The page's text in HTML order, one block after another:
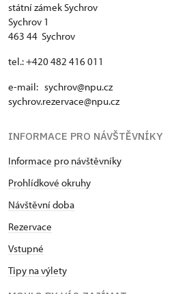
státní zámek Sychrov
Sychrov 1
463 44 Sychrov
tel.: +420 482 416 011
e-mail: sychrov@npu.cz
sychrov.rezervace@npu.cz
INFORMACE PRO NÁVŠTĚVNÍKY
Informace pro návštěvníky
Prohlídkové okruhy
Návštěvní doba
Rezervace
Vstupné
Tipy na výlety